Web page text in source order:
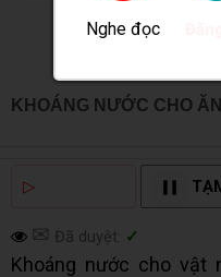
Nghe đọc
KHOÁNG NƯỚC CHO
▷
✉ Đã duyệt: ✓
Khoáng nước cho vật